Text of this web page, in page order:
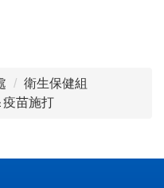
衛生保健組
疫苗施打